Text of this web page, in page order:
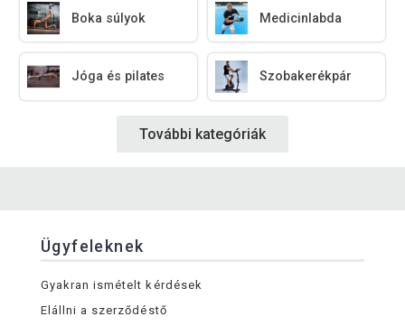
Boka súlyok Medicinlabda
Jóga és pilates Szobakerékpár
További kategóriák
Ügyfeleknek
Gyakran ismételt kérdések
Elállni a szerződéstő